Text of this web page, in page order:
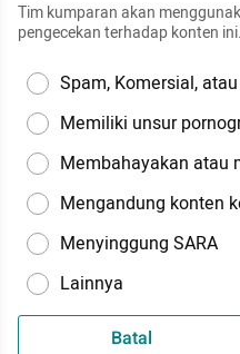
Tim kumparan akan
pengecekan terhadap konten ini.
Spam, Komersial,
Memiliki unsur
Membahayakan atau
Mengandung konten
Menyinggung SARA
Lainnya
Batal